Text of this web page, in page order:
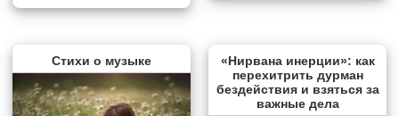
Стихи о музыке
«Нирвана инерции»: как
перехитрить дурман
бездействия и взяться за
важные дела